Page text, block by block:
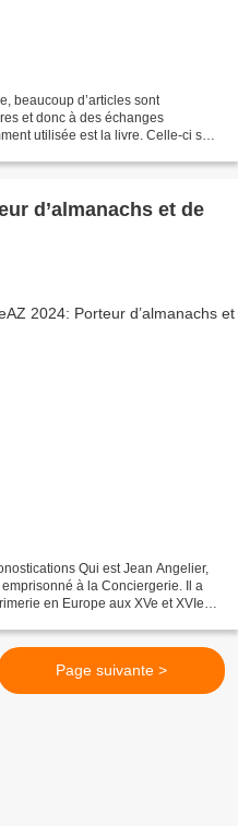
beaucoup d’articles sont
et donc à des échanges
utilisée est la livre. Celle-ci se
d’almanachs et de
Qui est Jean Angelier,
à la Conciergerie. Il a
en Europe aux XVe et XVIe
Page suivante >